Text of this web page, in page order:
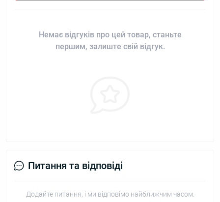
Немає відгуків про цей товар, станьте
першим, залиште свій відгук.
Питання та відповіді
Додайте питання, і ми відповімо найближчим часом.